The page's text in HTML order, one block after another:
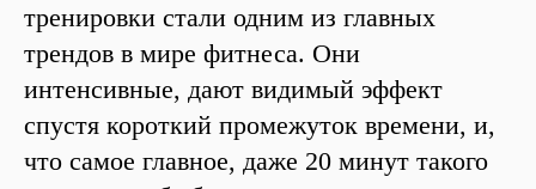
тренировки стали одним из главных
трендов в мире фитнеса. Они
интенсивные, дают видимый эффект
спустя короткий промежуток времени, и,
что самое главное, даже 20 минут такого